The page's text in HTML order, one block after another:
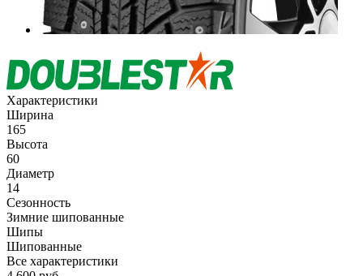
Характеристики
Ширина
165
Высота
60
Диаметр
14
Сезонность
Зимние шипованные
Шипы
Шипованные
Все характеристики